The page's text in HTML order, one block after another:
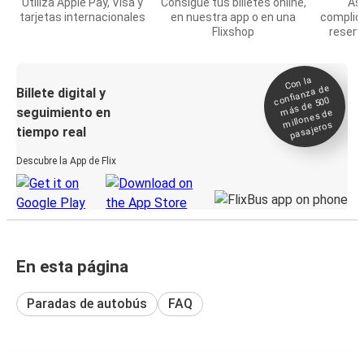
tarjetas internacionales
en nuestra app o en una
Flixshop
Billete digital y
seguimiento en
tiempo real
Descubre la App de Flix
Con la
confianza de
más de 500
millones de
pasajeros
En esta página
Paradas de autobús FAQ